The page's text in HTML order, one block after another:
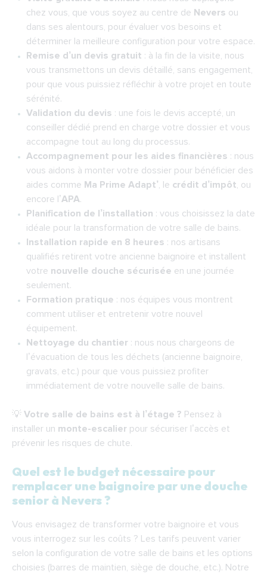
chez vous, que vous soyez au centre de Nevers ou
dans ses alentours, pour évaluer vos besoins et
déterminer la meilleure configuration pour votre espace.
Remise d’un devis gratuit : à la fin de la visite, nous
vous transmettons un devis détaillé, sans engagement,
pour que vous puissiez réfléchir à votre projet en toute
sérénité.
Validation du devis : une fois le devis accepté, un
conseiller dédié prend en charge votre dossier et vous
accompagne tout au long du processus.
Accompagnement pour les aides financières : nous
vous aidons à monter votre dossier pour bénéficier des
aides comme Ma Prime Adapt’, le crédit d’impôt, ou
encore l’APA.
Planification de l’installation : vous choisissez la date
idéale pour la transformation de votre salle de bains.
Installation rapide en 8 heures : nos artisans
qualifiés retirent votre ancienne baignoire et installent
votre nouvelle douche sécurisée en une journée
seulement.
Formation pratique : nos équipes vous montrent
comment utiliser et entretenir votre nouvel
équipement.
Nettoyage du chantier : nous nous chargeons de
l’évacuation de tous les déchets (ancienne baignoire,
gravats, etc.) pour que vous puissiez profiter
immédiatement de votre nouvelle salle de bains.
💡 Votre salle de bains est à l’étage ? Pensez à
installer un monte-escalier pour sécuriser l’accès et
prévenir les risques de chute.
Quel est le budget nécessaire pour
remplacer une baignoire par une douche
senior à Nevers ?
Vous envisagez de transformer votre baignoire et vous
vous interrogez sur les coûts ? Les tarifs peuvent varier
selon la configuration de votre salle de bains et les options
choisies (barres de maintien, siège de douche, etc.). Notre